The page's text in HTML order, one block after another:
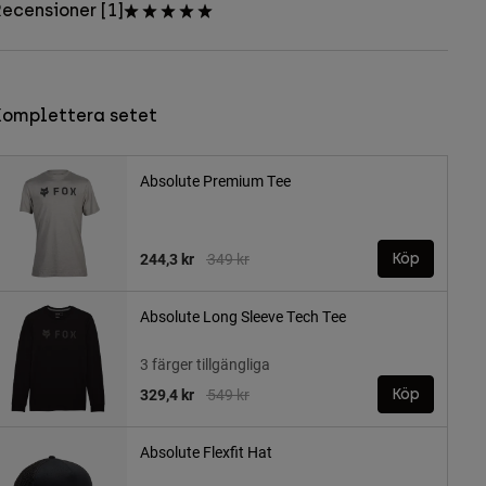
[1]
setet
Absolute Premium Tee
Price reduced from
349 krto
244,3 kr Köp
Absolute Long Sleeve Tech Tee
3 färger tillgängliga
Price reduced from
549 krto
329,4 kr Köp
Absolute Flexfit Hat